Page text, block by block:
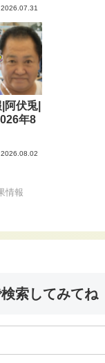
2026.07.31
阿伏兎|
年8
2026.08.02
情報
索してみてね